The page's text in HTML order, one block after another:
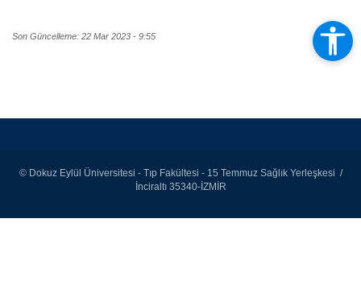
Son Güncelleme: 22 Mar 2023 - 9:55
© Dokuz Eylül Üniversitesi - Tıp Fakültesi - 15 Temmuz Sağlık Yerleşkesi /
İnciraltı 35340-İZMİR